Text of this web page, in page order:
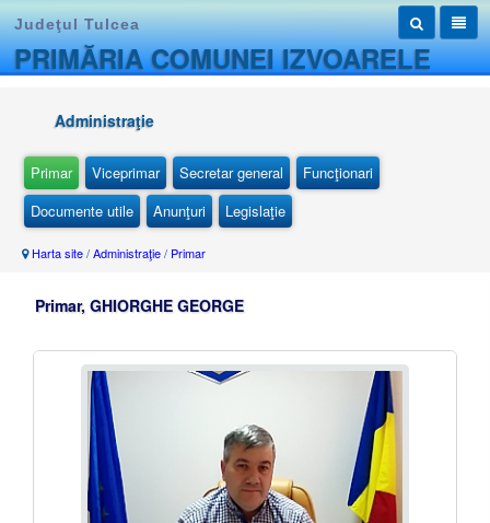
Judeţul Tulcea
PRIMĂRIA COMUNEI IZVOARELE
Administraţie
Primar Viceprimar Secretar general
Funcţionari
Documente utile
Anunţuri Legislaţie
Harta site/Administraţie/ Primar
Primar, GHIORGHE GEORGE